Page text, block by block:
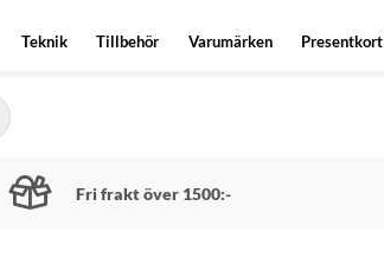
Teknik Tillbehör Varumärken Presentkort
Fri frakt över 1500:-